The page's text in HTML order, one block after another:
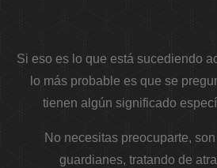
Si eso es lo que está sucediendo
lo más probable es que se
tienen algún significado
No necesitas preocuparte,
guardianes, tratando de